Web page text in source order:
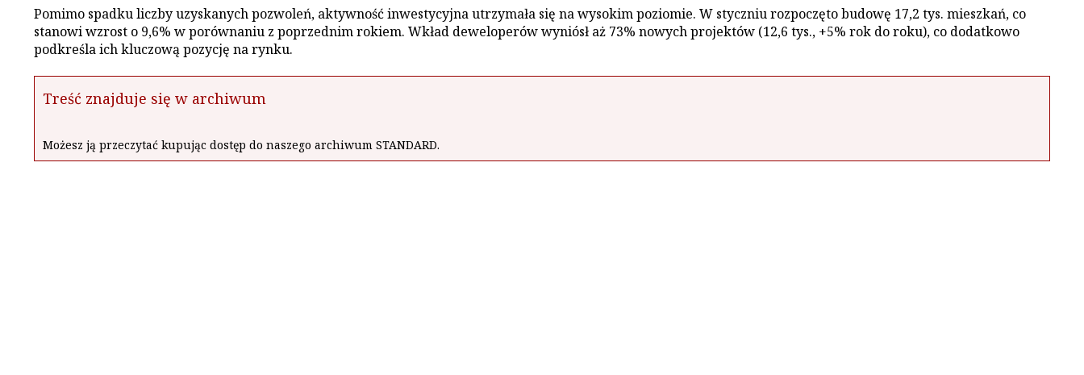
Pomimo spadku liczby uzyskanych pozwoleń, aktywność inwestycyjna utrzymała się na wysokim poziomie. W styczniu rozpoczęto budowę 17,2 tys. mieszkań, co
stanowi wzrost o 9,6% w porównaniu z poprzednim rokiem. Wkład deweloperów wyniósł aż 73% nowych projektów (12,6 tys., +5% rok do roku), co dodatkowo
podkreśla ich kluczową pozycję na rynku.
Treść znajduje się w archiwum
Możesz ją przeczytać kupując dostęp do naszego archiwum STANDARD.